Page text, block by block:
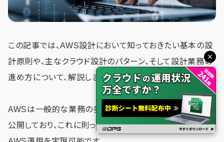
この記事では、AWS設計において知っておきたい基本の設
計原則や、主なクラウド設計のパターン、そして設計業務の
進め方について、解説しました。
AWSは一般的な業務の多くに適用可能な設計パターンを
公開しており、これに則って設計を進めることで、質の高い